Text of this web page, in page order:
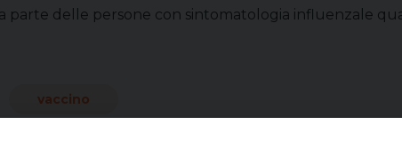
parte delle persone con sintomatologia influenzale
vaccino